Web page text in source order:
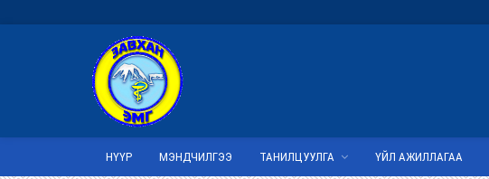
НҮҮР МЭНДЧИЛГЭЭ ТАНИЛЦУУЛГА ҮЙЛ АЖИЛЛАГАА